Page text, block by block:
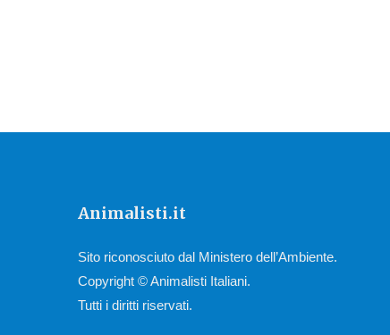
Animalisti.it
Sito riconosciuto dal Ministero dell’Ambiente.
Copyright © Animalisti Italiani.
Tutti i diritti riservati.